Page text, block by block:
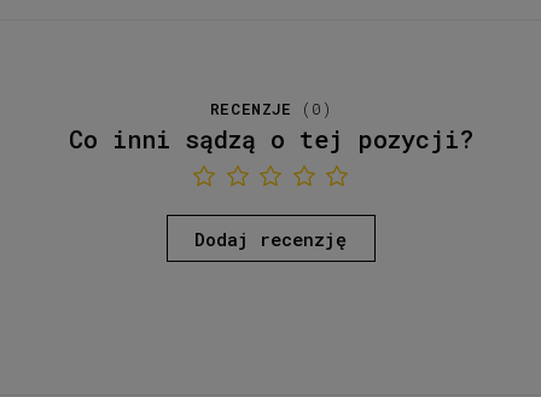
RECENZJE ( 0 )
Co inni sądzą o tej pozycji?
Dodaj recenzję